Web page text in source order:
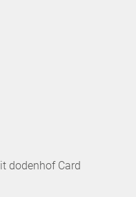
dodenhof Card